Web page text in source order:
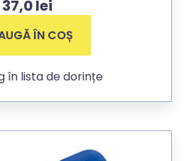
37,0lei
ÎN COȘ
în lista de dorințe